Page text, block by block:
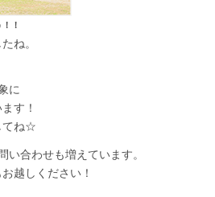
！
ね。
に
す！
てね☆
い合わせも増えています。
越しください！